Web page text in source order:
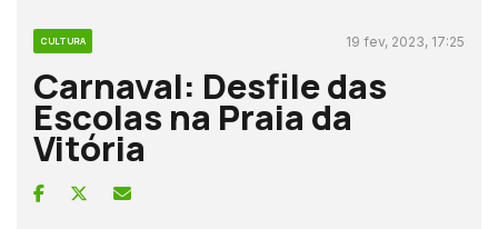
CULTURA 19 fev, 2023, 17:25
Carnaval: Desfile das
Escolas na Praia da
Vitória